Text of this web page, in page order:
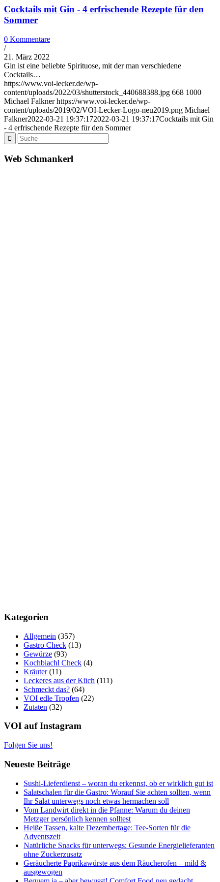
Cocktails mit Gin - 4 erfrischende Rezepte für den
Sommer
0 Kommentare
/
21. März 2022
Gin ist eine beliebte Spirituose, mit der man verschiedene
Cocktails…
https://www.voi-lecker.de/wp-
content/uploads/2022/03/shutterstock_440688388.jpg 668 1000
Michael Falkner https://www.voi-lecker.de/wp-
content/uploads/2019/02/VOI-Lecker-Logo-neu2019.png Michael
Falkner2022-03-21 19:37:172022-03-21 19:37:17Cocktails mit Gin
- 4 erfrischende Rezepte für den Sommer
Web Schmankerl
Kategorien
Allgemein (357)
Gastro Check (13)
Gewürze (93)
Kochbiachl Check (4)
Kräuter(11)
Leckeres aus der Küch (111)
Schmeckt das? (64)
VOI edle Tropfen (22)
Zutaten (32)
VOI auf Instagram
Folgen Sie uns!
Neueste Beiträge
Sushi-Lieferdienst – woran du erkennst, ob er wirklich gut ist
Salatschalen für die Gastro: Worauf Sie achten sollten, wenn
Ihr Salat unterwegs noch etwas hermachen soll
Vom Landwirt direkt in die Pfanne: Warum du deinen
Metzger persönlich kennen solltest
Heiße Tassen, kalte Dezembertage: Tee-Sorten für die
Adventszeit
Natürliche Snacks für unterwegs: Gesunde Energielieferanten
ohne Zuckerzusatz
Geräucherte Paprikawürste aus dem Räucherofen – mild &
ausgewogen